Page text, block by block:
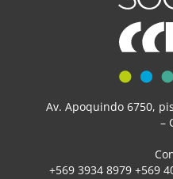
Av. Apoquindo 6750,
–
+569 3934 8979 +569